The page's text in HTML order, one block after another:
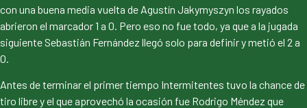
con una buena media vuelta de Agustín Jakymyszyn los rayados
abrieron el marcador 1 a 0. Pero eso no fue todo, ya que a la jugada
siguiente Sebastián Fernández llegó solo para definir y metió el 2 a
0.
Antes de terminar el primer tiempo Intermitentes tuvo la chance de
tiro libre y el que aprovechó la ocasión fue Rodrigo Méndez que